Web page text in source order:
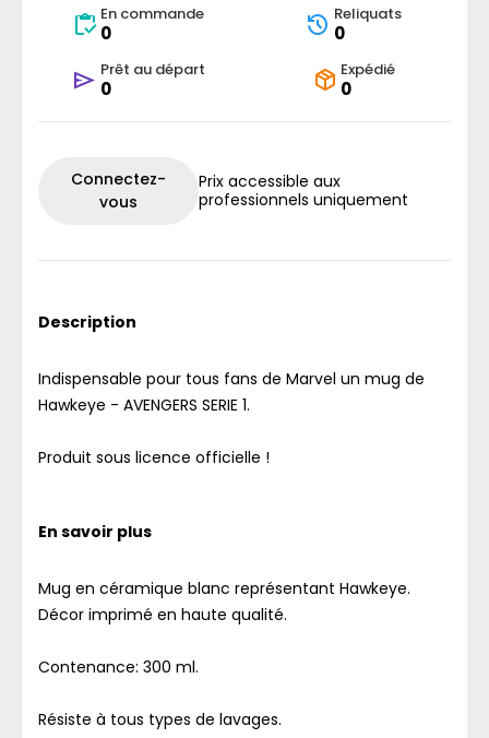
En commande
0
Reliquats
0
Prêt au départ
0
Expédié
0
Connectez-
vous
Prix accessible aux
professionnels uniquement
Description
Indispensable pour tous fans de Marvel un mug de
Hawkeye - AVENGERS SERIE 1.
Produit sous licence officielle !
En savoir plus
Mug en céramique blanc représentant Hawkeye.
Décor imprimé en haute qualité.
Contenance: 300 ml.
Résiste à tous types de lavages.